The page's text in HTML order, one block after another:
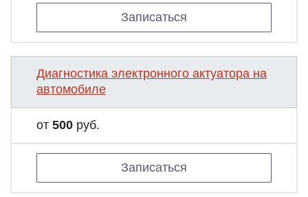
Записаться
Диагностика электронного актуатора на
автомобиле
от 500 руб.
Записаться